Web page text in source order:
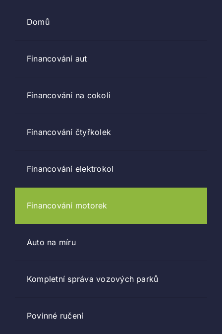
Domů
Financování aut
Financování na cokoli
Financování čtyřkolek
Financování elektrokol
Financování motorek
Auto na míru
Kompletní správa vozových parků
Povinné ručení